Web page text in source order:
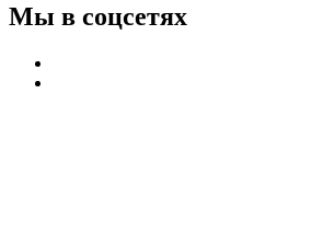
Мы в соцсетях